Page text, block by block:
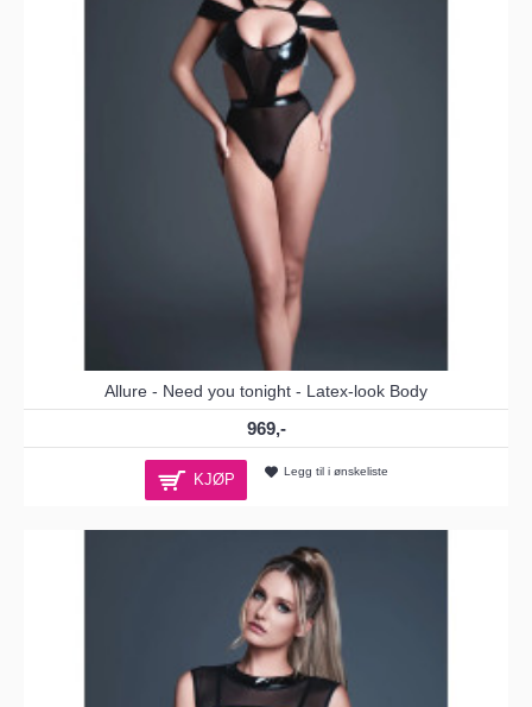
Allure - Need you tonight - Latex-look Body
969,-
KJØP Legg til i ønskeliste